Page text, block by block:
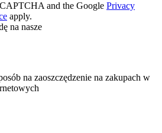
and the Google Privacy
apply.
na nasze
na zaoszczędzenie na zakupach w